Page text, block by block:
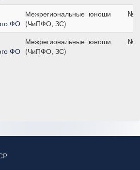
ФО
Межрегиональные
(ЧиПФО, ЗС)
юноши
ФО
Межрегиональные
(ЧиПФО, ЗС)
юноши